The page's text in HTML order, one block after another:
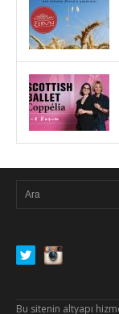
Bu sitenin altyapı